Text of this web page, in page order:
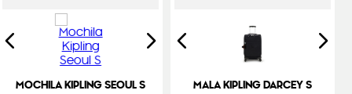
MOCHILA KIPLING SEOUL S MALA KIPLING DARCEY S